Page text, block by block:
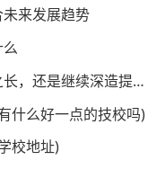
来发展趋势
考不上高中，是选择技校学习一技之长，还是继续深造提升学历？
什么好一点的技校吗)
校地址)